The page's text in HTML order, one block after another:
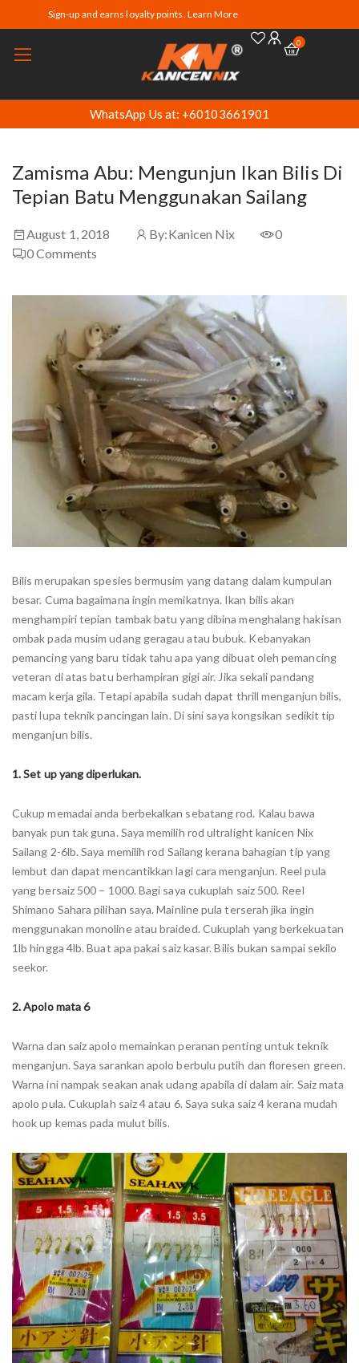
Sign-up and earns loyalty points. Learn More
0
WhatsApp Us at: +60103661901
Zamisma Abu: Mengunjun Ikan Bilis Di
Tepian Batu Menggunakan Sailang
August 1, 2018 By:Kanicen Nix
0
0Comments
Bilis merupakan spesies bermusim yang datang dalam kumpulan
besar. Cuma bagaimana ingin memikatnya. Ikan bilis akan
menghampiri tepian tambak batu yang dibina menghalang hakisan
ombak pada musim udang geragau atau bubuk. Kebanyakan
pemancing yang baru tidak tahu apa yang dibuat oleh pemancing
veteran di atas batu berhampiran gigi air. Jika sekali pandang
macam kerja gila. Tetapi apabila sudah dapat thrill menganjun bilis,
pasti lupa teknik pancingan lain. Di sini saya kongsikan sedikit tip
menganjun bilis.
1. Set up yang diperlukan.
Cukup memadai anda berbekalkan sebatang rod. Kalau bawa
banyak pun tak guna. Saya memilih rod ultralight kanicen Nix
Sailang 2-6lb. Saya memilih rod Sailang kerana bahagian tip yang
lembut dan dapat mencantikkan lagi cara menganjun. Reel pula
yang bersaiz 500 – 1000. Bagi saya cukuplah saiz 500. Reel
Shimano Sahara pilihan saya. Mainline pula terserah jika ingin
menggunakan monoline atau braided. Cukuplah yang berkekuatan
1lb hingga 4lb. Buat apa pakai saiz kasar. Bilis bukan sampai sekilo
seekor.
2. Apolo mata 6
Warna dan saiz apolo memainkan peranan penting untuk teknik
menganjun. Saya sarankan apolo berbulu putih dan floresen green.
Warna ini nampak seakan anak udang apabila di dalam air. Saiz mata
apolo pula. Cukuplah saiz 4 atau 6. Saya suka saiz 4 kerana mudah
hook up kemas pada mulut bilis.